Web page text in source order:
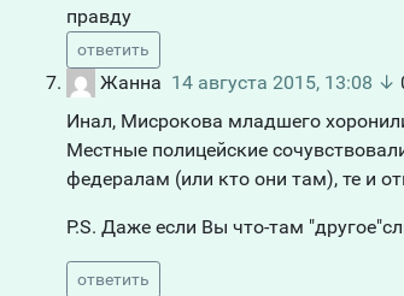
правду
ответить
Жанна 14 августа 2015, 13:08 ↓
Инал, Мисрокова младшего
Местные полицейские
федералам (или кто они там), те и
P.S. Даже если Вы что-там
ответить